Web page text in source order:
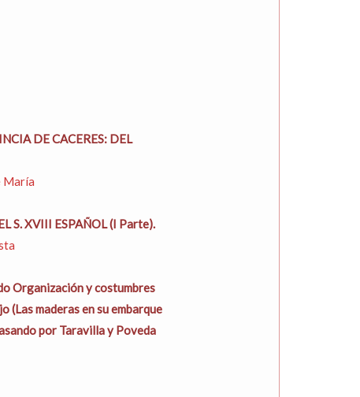
DE CACERES: DEL
María
S. XVIII ESPAÑOL (I Parte).
Organización y costumbres
(Las maderas en su embarque
por Taravilla y Poveda